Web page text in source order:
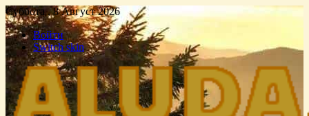
Суббота , 8 Август 2026
Войти
Switch skin